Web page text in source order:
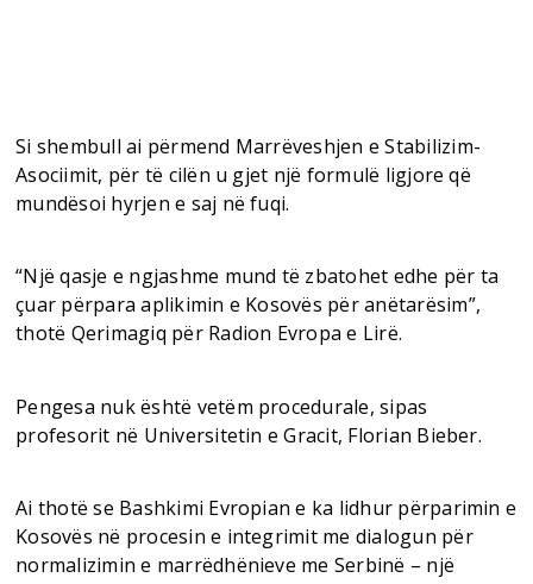
Si shembull ai përmend Marrëveshjen e Stabilizim-
Asociimit, për të cilën u gjet një formulë ligjore që
mundësoi hyrjen e saj në fuqi.
“Një qasje e ngjashme mund të zbatohet edhe për ta
çuar përpara aplikimin e Kosovës për anëtarësim”,
thotë Qerimagiq për Radion Evropa e Lirë.
Pengesa nuk është vetëm procedurale, sipas
profesorit në Universitetin e Gracit, Florian Bieber.
Ai thotë se Bashkimi Evropian e ka lidhur përparimin e
Kosovës në procesin e integrimit me dialogun për
normalizimin e marrëdhënieve me Serbinë – një